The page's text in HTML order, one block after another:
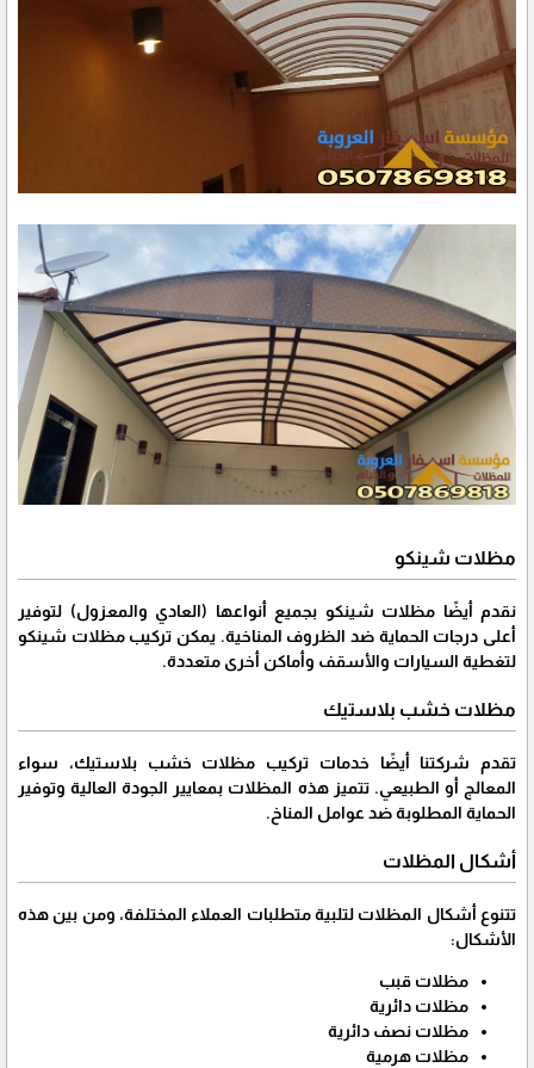
مظلات شينكو
نقدم أيضًا مظلات شينكو بجميع أنواعها (العادي والمعزول) لتوفير
أعلى درجات الحماية ضد الظروف المناخية. يمكن تركيب مظلات شينكو
لتغطية السيارات والأسقف وأماكن أخرى متعددة.
مظلات خشب بلاستيك
تقدم شركتنا أيضًا خدمات تركيب مظلات خشب بلاستيك، سواء
المعالج أو الطبيعي. تتميز هذه المظلات بمعايير الجودة العالية وتوفير
الحماية المطلوبة ضد عوامل المناخ.
أشكال المظلات
تتنوع أشكال المظلات لتلبية متطلبات العملاء المختلفة، ومن بين هذه
الأشكال:
مظلات قبب
مظلات دائرية
مظلات نصف دائرية
مظلات هرمية